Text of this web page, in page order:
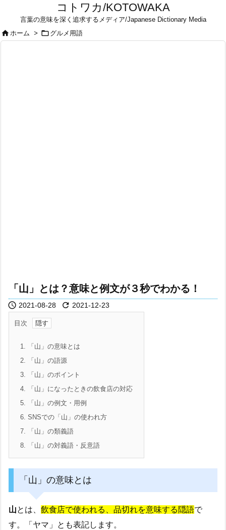
コトワカ/KOTOWAKA
言葉の意味を深く追求するメディア/Japanese Dictionary Media
ホーム >  グルメ用語
「山」とは？意味と例文が３秒でわかる！
 2021-08-28  2021-12-23
目次
1. 「山」の意味とは
2. 「山」の語源
3. 「山」のポイント
4. 「山」になったときの飲食店の対応
5. 「山」の例文・用例
6. SNSでの「山」の使われ方
7. 「山」の類義語
8. 「山」の対義語・反意語
「山」の意味とは
山とは、 飲食店で使われる、品切れを意味する隠語で
す。「ヤマ」とも表記します。